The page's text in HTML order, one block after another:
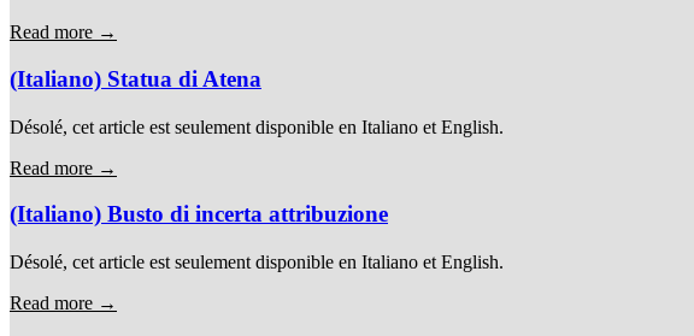
Read more →
(Italiano) Statua di Atena
Désolé, cet article est seulement disponible en Italiano et English.
Read more →
(Italiano) Busto di incerta attribuzione
Désolé, cet article est seulement disponible en Italiano et English.
Read more →